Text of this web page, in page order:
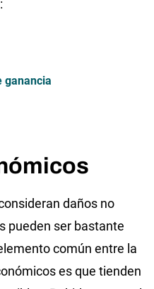
ganancia
daños no
pueden ser bastante
común entre la
es que tienden